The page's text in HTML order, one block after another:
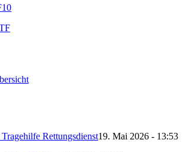
Rettungsdienst19. Mai 2026 - 13:53